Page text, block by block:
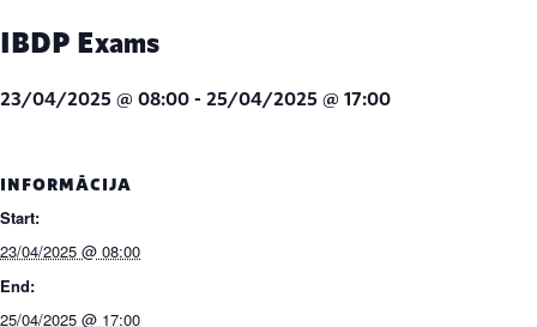
IBDP Exams
23/04/2025 @ 08:00 - 25/04/2025 @ 17:00
INFORMĀCIJA
Start:
23/04/2025 @ 08:00
End:
25/04/2025 @ 17:00